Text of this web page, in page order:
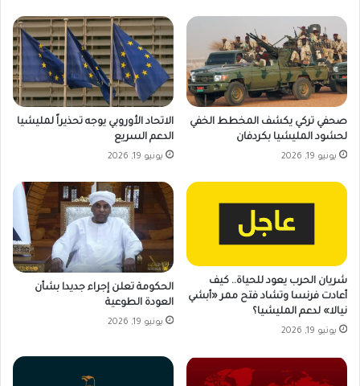
صحفي تركي يكشف المخطط الخفي
لحشود المليشيا بكردفان
يونيو 19, 2026
الاتحاد الأوروبي يوجه تحذيراً لمليشيا
الدعم السريع
يونيو 19, 2026
شريان الحرب يعود للحياة.. كيف
أعادت فرنسا وتشاد فتح ممر «أبشي
نيالا» لدعم المليشيا؟
يونيو 19, 2026
الحكومة تعلن إجراء جديدا بشأن
العودة الطوعية
يونيو 19, 2026